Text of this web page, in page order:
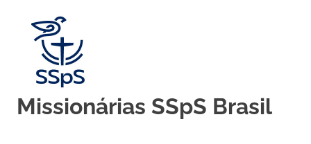
content
Missionárias SSpS Brasil